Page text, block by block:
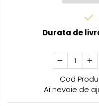
Durata de
Cod
Ai nevoie de